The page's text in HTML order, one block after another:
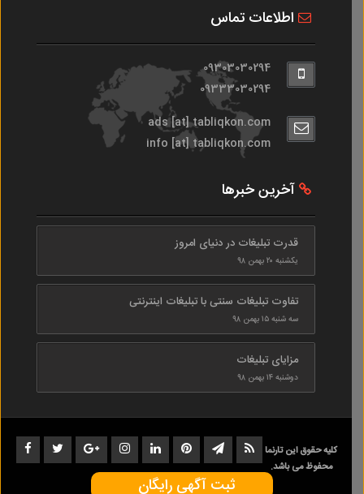
اطلاعات تماس
09303030294
09333030294
ads [at] tabliqkon.com
info [at] tabliqkon.com
آخرین خبرها
قدرت تبلیغات در دنیای امروز
یکشنبه ۲۰ بهمن ۹۸
تفاوت تبلیغات سنتی با تبلیغات اینترنتی
سه شنبه ۱۵ بهمن ۹۸
مزایای تبلیغات
دوشنبه ۱۴ بهمن ۹۸
کلیه حقوق این تارنما
محفوظ می باشد.
1402-1398
ثبت آگهی رایگان